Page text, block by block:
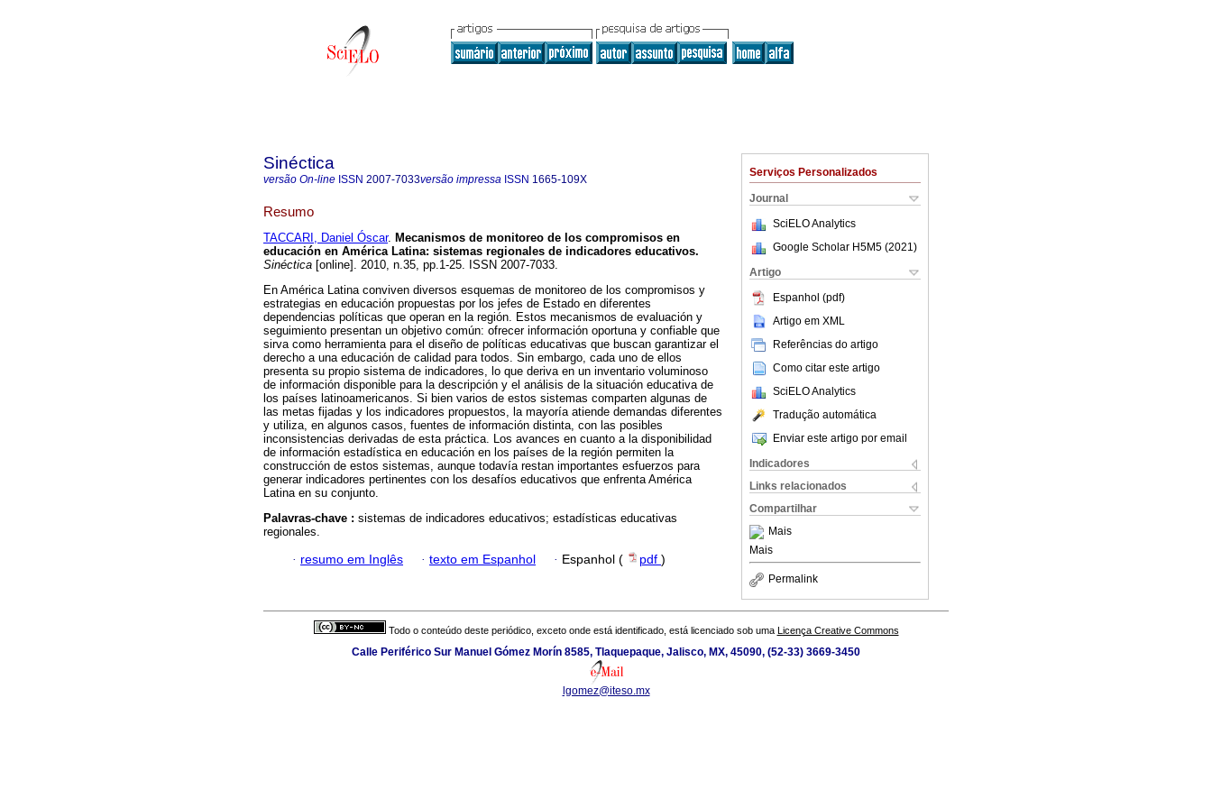
Serviços Personalizados
Journal
SciELO Analytics
Google Scholar H5M5 (2021 )
Artigo
Espanhol (pdf)
Artigo em XML
Referências do artigo
Como citar este artigo
SciELO Analytics
Tradução automática
Enviar este artigo por email
Indicadores
Links relacionados
Compartilhar
Mais
Mais
Permalink
Sinéctica
versão On-line ISSN 2007-7033versão impressa ISSN 1665-109X
Resumo
TACCARI, Daniel Óscar. Mecanismos de monitoreo de los compromisos en
educación en América Latina: sistemas regionales de indicadores educativos.
Sinéctica [online]. 2010, n.35, pp.1-25. ISSN 2007-7033.
En América Latina conviven diversos esquemas de monitoreo de los compromisos y
estrategias en educación propuestas por los jefes de Estado en diferentes
dependencias políticas que operan en la región. Estos mecanismos de evaluación y
seguimiento presentan un objetivo común: ofrecer información oportuna y confiable que
sirva como herramienta para el diseño de políticas educativas que buscan garantizar el
derecho a una educación de calidad para todos. Sin embargo, cada uno de ellos
presenta su propio sistema de indicadores, lo que deriva en un inventario voluminoso
de información disponible para la descripción y el análisis de la situación educativa de
los países latinoamericanos. Si bien varios de estos sistemas comparten algunas de
las metas fijadas y los indicadores propuestos, la mayoría atiende demandas diferentes
y utiliza, en algunos casos, fuentes de información distinta, con las posibles
inconsistencias derivadas de esta práctica. Los avances en cuanto a la disponibilidad
de información estadística en educación en los países de la región permiten la
construcción de estos sistemas, aunque todavía restan importantes esfuerzos para
generar indicadores pertinentes con los desafíos educativos que enfrenta América
Latina en su conjunto.
Palavras-chave : sistemas de indicadores educativos; estadísticas educativas
regionales.
· resumo em Inglês · texto em Espanhol · Espanhol ( pdf )
Todo o conteúdo deste periódico, exceto onde está identificado, está licenciado sob uma Licença Creative Commons
Calle Periférico Sur Manuel Gómez Morín 8585, Tlaquepaque, Jalisco, MX, 45090, (52-33) 3669-3450
lgomez@iteso.mx